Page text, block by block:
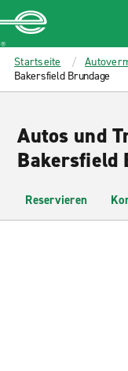
MAIN
CONTENT
Enterprise
Startseite
Bakersfield Brundage
Autos und
Bakersfield
Reservieren